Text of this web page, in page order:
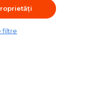
filtre